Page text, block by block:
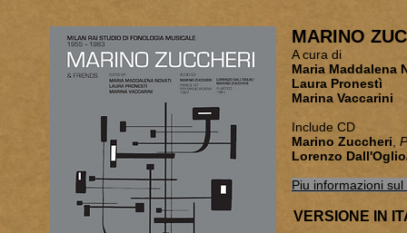
MARINO
A cura di
Maria
Laura Pronestì
Marina Vaccarini
Include CD
Marino Zuccheri
Lorenzo
Piu informazioni sul
VERSIONE IN